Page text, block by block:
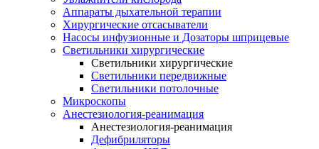
Аппараты дыхательной терапии
Хирургические отсасыватели
Насосы инфузионные и Дозаторы шприцевые
Светильники хирургические
Светильники хирургические
Светильники передвижные
Светильники потолочные
Микроскопы
Анестезиология-реанимация
Анестезиология-реанимация
Дефибриляторы